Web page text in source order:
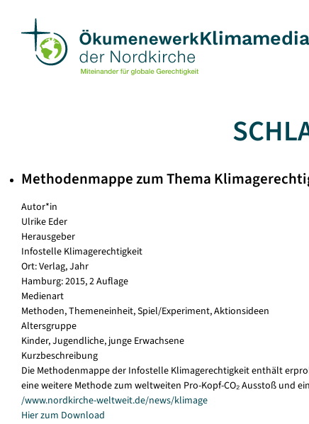
content
Methodenmappe zum Thema
Autor*in
Ulrike Eder
Herausgeber
Infostelle Klimagerechtigkeit
Ort: Verlag, Jahr
Hamburg: 2015, 2 Auflage
Medienart
Methoden, Themeneinheit, Spiel/Experiment, Aktionsideen
Altersgruppe
Kinder, Jugendliche, junge Erwachsene
Kurzbeschreibung
Die Methodenmappe der Infostelle Klimagerechtigkeit enthält
eine weitere Methode zum weltweiten Pro-Kopf-CO₂ Ausstoß und
/www.nordkirche-weltweit.de/news/klimage
Hier zum Download